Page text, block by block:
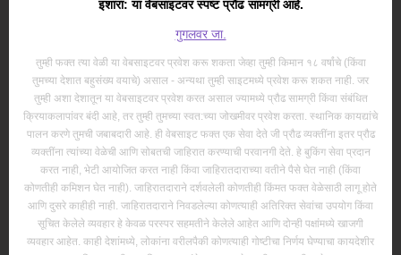
शिष्टाचार
इशारा: या वेबसाइटवर स्पष्ट प्रौढ सामग्री आहे.
गुगलवर जा.
तुम्ही फक्त त्या वेळी या वेबसाइटवर प्रवेश करू शकता जेव्हा तुम्ही किमान १८ वर्षांचे (किंवा
तुमच्या देशात बहुसंख्य वयाचे) असाल - अन्यथा तुम्ही साइटमध्ये प्रवेश करू शकत नाही. जर
तुम्ही अशा देशातून या वेबसाइटवर प्रवेश करत असाल ज्यामध्ये प्रौढ सामग्री किंवा संबंधित
क्रियाकलापांवर बंदी आहे, तर तुम्ही तुमच्या स्वत:च्या जोखमीवर प्रवेश करता. स्थानिक कायद्यांचे
पालन करणे तुमची जबाबदारी आहे. ही वेबसाइट फक्त एक सेवा देते जी प्रौढ व्यक्तींना इतर प्रौढ
व्यक्तींना त्यांच्या वेळेची आणि सोबतची जाहिरात करण्याची परवानगी देते. हे बुकिंग सेवा प्रदान
करत नाही, भेटी आयोजित करत नाही किंवा जाहिरातदाराच्या वतीने पैसे घेत नाही (किंवा
कोणतीही कमिशन घेत नाही). जाहिरातदाराने दर्शवलेली कोणतीही किंमत फक्त वेळेसाठी लागू होते
आणि दुसरे काहीही नाही. जाहिरातदाराने निवडलेल्या कोणत्याही अतिरिक्त सेवांचा उपयोग किंवा
सूचित केलेले व्यवहार हे केवळ परस्पर सहमतीने केलेले आहेत आणि दोन्ही पक्षांमध्ये खाजगी
व्यवहार आहेत. काही देशांमध्ये, लोकांना वरीलपैकी कोणत्याही गोष्टीचा निर्णय घेण्याचा कायदेशीर